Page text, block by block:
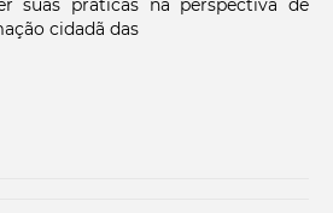
suas práticas na perspectiva de
cidadã das